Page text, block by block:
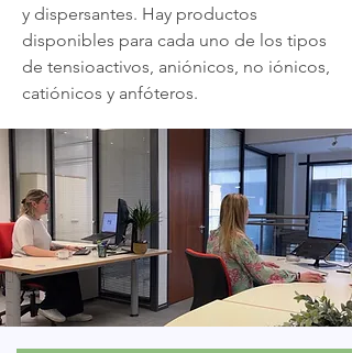
y dispersantes. Hay productos
disponibles para cada uno de los tipos
de tensioactivos, aniónicos, no iónicos,
catiónicos y anfóteros.